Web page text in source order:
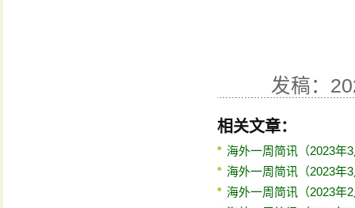
发稿：
相关文章：
海外一周简讯（2023年
海外一周简讯（2023年
海外一周简讯（2023年